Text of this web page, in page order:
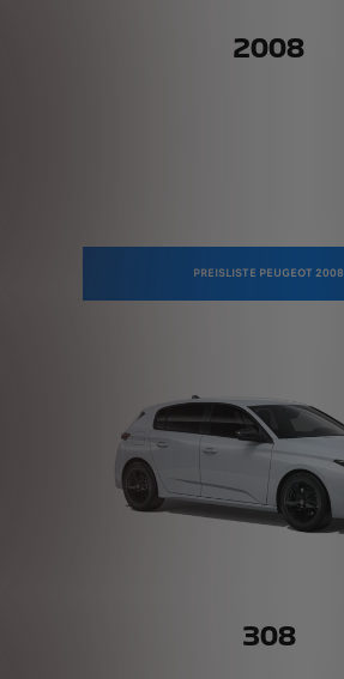
2008
PREISLISTE PEUGEOT 2008
308